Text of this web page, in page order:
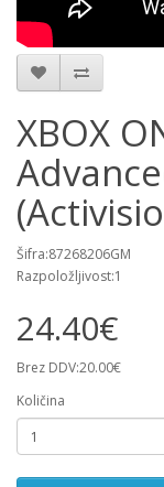
XBOX
Šifra:87268206GM
Razpoložljivost:1
24.40€
Brez DDV:20.00€
Količina